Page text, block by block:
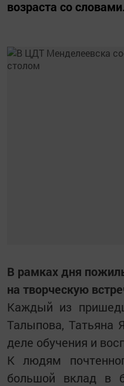
возраста со
В рамках дня
на творческую
Каждый из
Талыпова, Татьяна
деле обучения и
К людям
большой вклад в